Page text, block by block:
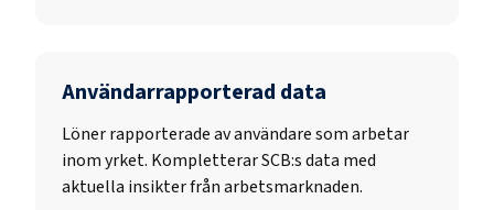
Användarrapporterad data
Löner rapporterade av användare som arbetar
inom yrket. Kompletterar SCB:s data med
aktuella insikter från arbetsmarknaden.